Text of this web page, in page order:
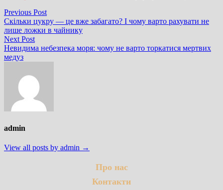
Навігація
записів
Previous PostPrevious
post:
Скільки цукру — це вже забагато? І чому варто рахувати не
лише ложки в чайнику
Next PostNext
post:
Невидима небезпека моря: чому не варто торкатися мертвих
медуз
admin
View all posts by admin →
Про нас
Контакти